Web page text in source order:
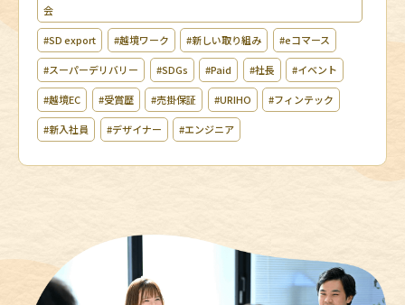
会
#SD export #越境ワーク #新しい取り組み #eコマース
#スーパーデリバリー #SDGs #Paid #社長 #イベント
#越境EC #受賞歴 #売掛保証 #URIHO #フィンテック
#新入社員 #デザイナー #エンジニア